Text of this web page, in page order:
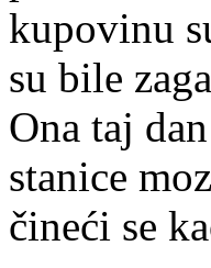
kupovinu
su bile
Ona taj
stanice
čineći se